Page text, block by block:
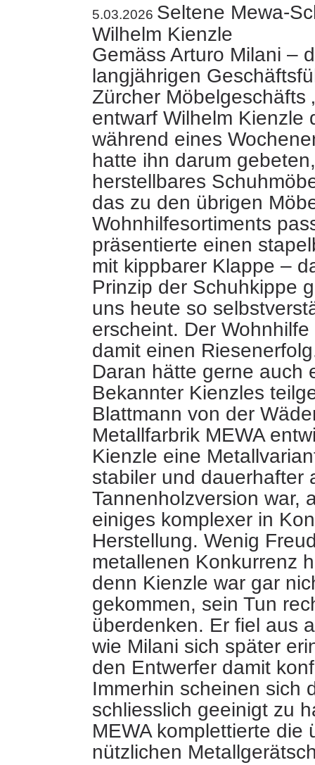
5.03.2026 Seltene Mewa-
Wilhelm Kienzle
Gemäss Arturo Milani –
langjährigen
Zürcher Möbelgeschäfts
entwarf Wilhelm Kienzle
während eines
hatte ihn darum
herstellbares
das zu den übrigen
Wohnhilfesortiments
präsentierte einen
mit kippbarer Klappe –
Prinzip der Schuhkippe
uns heute so
erscheint. Der
damit einen
Daran hätte gerne auch
Bekannter Kienzles
Blattmann von der
Metallfarbrik MEWA
Kienzle eine
stabiler und dauerhafter
Tannenholzversion war,
einiges komplexer in
Herstellung. Wenig
metallenen Konkurrenz
denn Kienzle war gar
gekommen, sein Tun
überdenken. Er fiel aus
wie Milani sich später
den Entwerfer damit
Immerhin scheinen sich
schliesslich geeinigt zu
MEWA komplettierte die
nützlichen